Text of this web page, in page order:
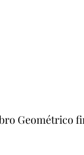
Geométrico